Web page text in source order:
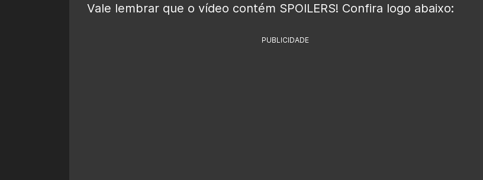
Vale lembrar que o vídeo contém SPOILERS! Confira logo abaixo:
PUBLICIDADE